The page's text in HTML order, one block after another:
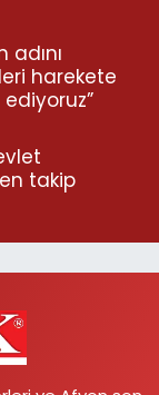
adını
harekete
takip